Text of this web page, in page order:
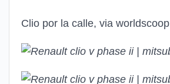
Clio por la calle, via worldscoop